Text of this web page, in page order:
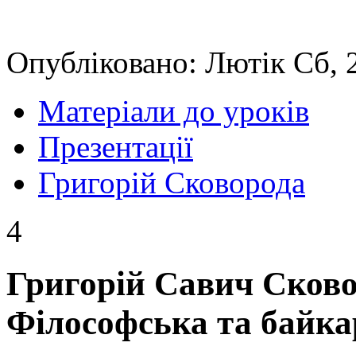
Опубліковано: Лютік Сб,
Матеріали до уроків
Презентації
Григорій Сковорода
4
Григорій Савич
Філософська та